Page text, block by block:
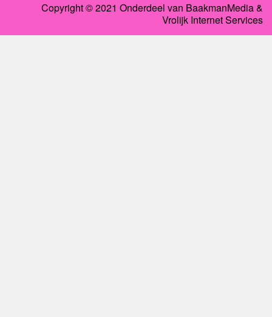
Copyright © 2021 Onderdeel van BaakmanMedia&
Vrolijk Internet Services